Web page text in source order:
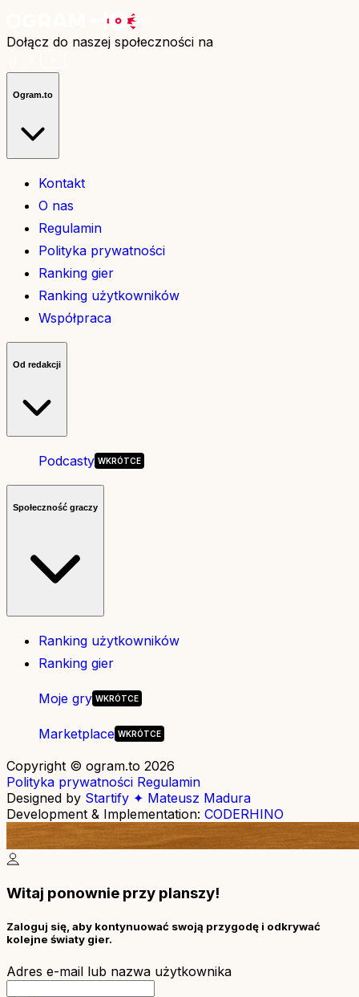
Dołącz do naszej społeczności na
Ogram.to
Kontakt
O nas
Regulamin
Polityka prywatności
Ranking gier
Ranking użytkowników
Współpraca
Od redakcji
Podcasty
Społeczność graczy
Ranking użytkowników
Ranking gier
Moje gry
Marketplace
Copyright © ogram.to 2026
Polityka prywatności Regulamin
Designed by Startify ✦ Mateusz Madura
Development & Implementation: CODERHINO
Witaj ponownie przy planszy!
Zaloguj się, aby kontynuować swoją przygodę i odkrywać
kolejne światy gier.
Adres e-mail lub nazwa użytkownika